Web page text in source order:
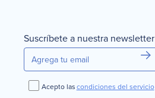
Suscríbete a nuestra newsletter
Acepto lascondiciones del servicio